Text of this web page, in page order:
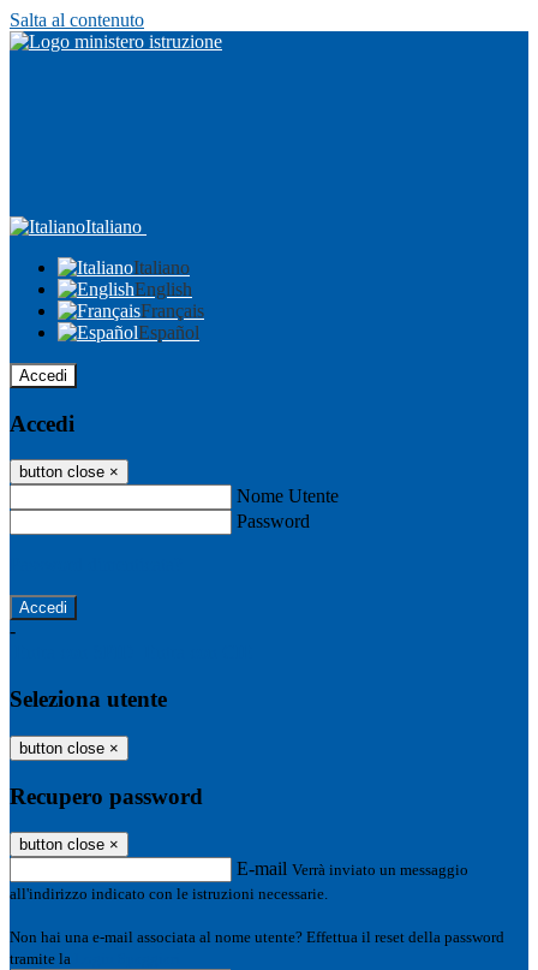
Salta al contenuto
Italiano
Italiano
English
Français
Español
Accedi
Accedi
button close ×
Nome Utente
Password
-
Seleziona utente
button close ×
Recupero password
button close ×
E-mail Verrà inviato un messaggio
all'indirizzo indicato con le istruzioni necessarie.
Non hai una e-mail associata al nome utente? Effettua il reset della password
tramite la